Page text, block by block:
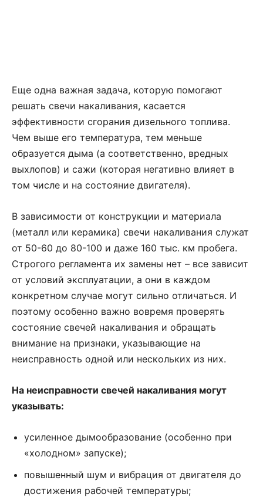
Еще одна важная задача, которую помогают
решать свечи накаливания, касается
эффективности сгорания дизельного топлива.
Чем выше его температура, тем меньше
образуется дыма (а соответственно, вредных
выхлопов) и сажи (которая негативно влияет в
том числе и на состояние двигателя).
В зависимости от конструкции и материала
(металл или керамика) свечи накаливания служат
от 50-60 до 80-100 и даже 160 тыс. км пробега.
Строгого регламента их замены нет – все зависит
от условий эксплуатации, а они в каждом
конкретном случае могут сильно отличаться. И
поэтому особенно важно вовремя проверять
состояние свечей накаливания и обращать
внимание на признаки, указывающие на
неисправность одной или нескольких из них.
На неисправности свечей накаливания могут
указывать:
усиленное дымообразование (особенно при
«холодном» запуске);
повышенный шум и вибрация от двигателя до
достижения рабочей температуры;